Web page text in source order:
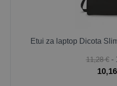
Etui za laptop Dicota
11,28 € -